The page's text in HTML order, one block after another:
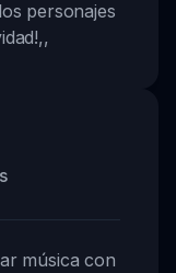
personajes
,,
música con